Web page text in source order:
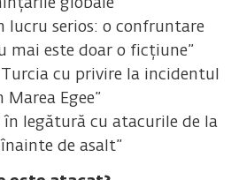
globale”
lucru serios: o confruntare
mai este doar o ficțiune”
Turcia cu privire la incidentul
Marea Egee”
în legătură cu atacurile de la
înainte de asalt”